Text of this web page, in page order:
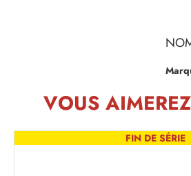
VOUS AIMEREZ
FIN DE SÉRIE